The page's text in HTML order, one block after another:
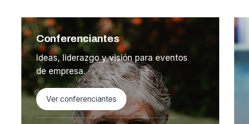
Conferenciantes
Ideas, liderazgo y visión para eventos
de empresa.
Ver conferenciantes